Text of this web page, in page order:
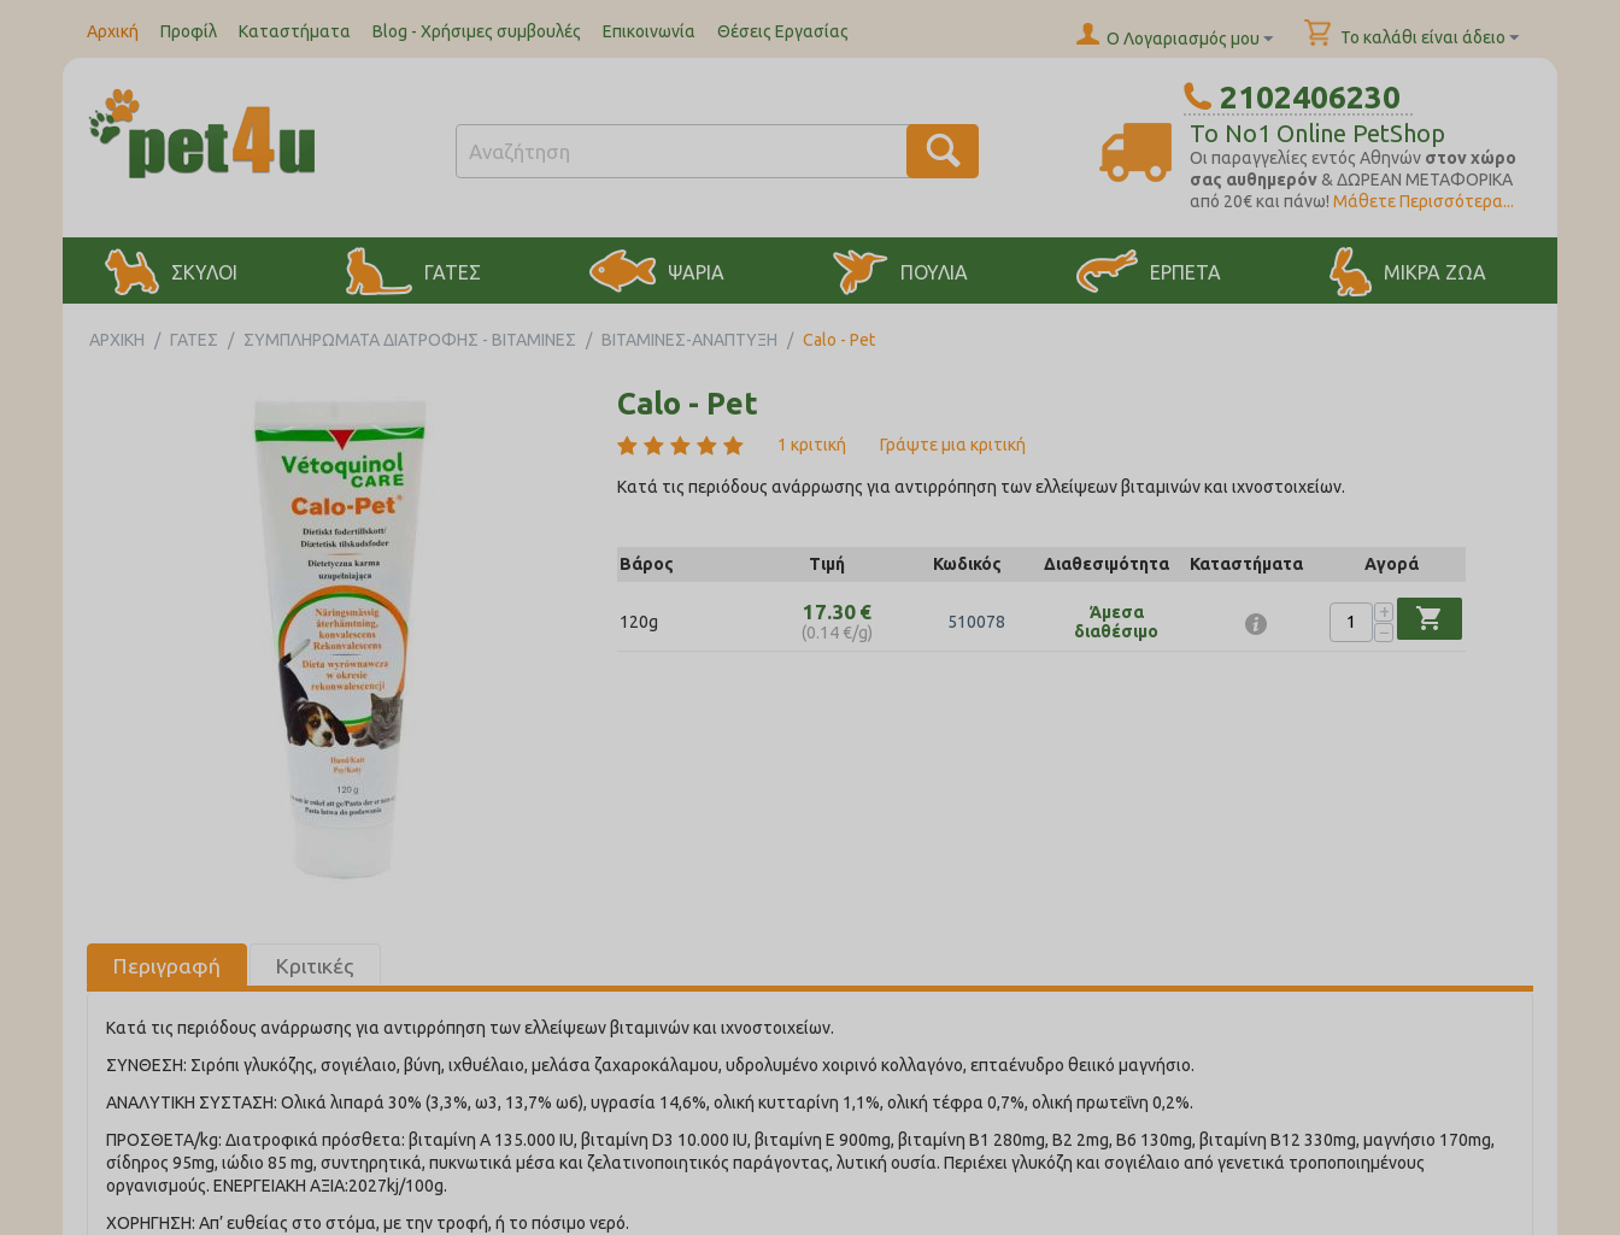
Αρχική Προφίλ Καταστήματα Blog - Χρήσιμες συμβουλές Επικοινωνία Θέσεις Εργασίας Το καλάθι είναι άδειο
Ο Λογαριασμός μου
2102406230
To No1 Online PetShop
Oι παραγγελίες εντός Αθηνών στον χώρο
σας αυθημερόν& ΔΩΡΕΑΝ ΜΕΤΑΦΟΡΙΚΑ
από 20€ και πάνω! Μάθετε Περισσότερα...
ΣΚΥΛΟΙ ΓΑΤΕΣ ΨΑΡΙΑ ΠΟΥΛΙΑ ΕΡΠΕΤΑ ΜΙΚΡΑ ΖΩΑ
ΑΡΧΙΚΉ / ΓΑΤΕΣ / ΣΥΜΠΛΗΡΩΜΑΤΑ ΔΙΑΤΡΟΦΗΣ - ΒΙΤΑΜΙΝΕΣ / ΒΙΤΑΜΙΝΕΣ-ΑΝΑΠΤΥΞΗ / Calo - Pet
Calo - Pet
1 κριτική Γράψτε μια κριτική
Κατά τις περιόδους ανάρρωσης για αντιρρόπηση των ελλείψεων βιταμινών και ιχνοστοιχείων.
Βάρος Τιμή Κωδικός Διαθεσιμότητα Καταστήματα Αγορά
120g 17.30 €
(0.14€/g)
510078
Άμεσα
διαθέσιμο
+
−
shopping_cart
Περιγραφή Κριτικές
Κατά τις περιόδους ανάρρωσης για αντιρρόπηση των ελλείψεων βιταμινών και ιχνοστοιχείων.
ΣΥΝΘΕΣΗ: Σιρόπι γλυκόζης, σογιέλαιο, βύνη, ιχθυέλαιο, μελάσα ζαχαροκάλαμου, υδρολυμένο χοιρινό κολλαγόνο, επταένυδρο θειικό μαγνήσιο.
ΑΝΑΛΥΤΙΚΗ ΣΥΣΤΑΣΗ: Ολικά λιπαρά 30% (3,3%, ω3, 13,7% ω6), υγρασία 14,6%, ολική κυτταρίνη 1,1%, ολική τέφρα 0,7%, ολική πρωτεΐνη 0,2%.
ΠΡΟΣΘΕΤΑ/kg: Διατροφικά πρόσθετα: βιταμίνη Α 135.000 IU, βιταμίνη D3 10.000 IU, βιταμίνη Ε 900mg, βιταμίνη Β1 280mg, B2 2mg, B6 130mg, βιταμίνη B12 330mg, μαγνήσιο 170mg,
σίδηρος 95mg, ιώδιο 85 mg, συντηρητικά, πυκνωτικά μέσα και ζελατινοποιητικός παράγοντας, λυτική ουσία. Περιέχει γλυκόζη και σογιέλαιο από γενετικά τροποποιημένους
οργανισμούς. ΕΝΕΡΓΕΙΑΚΗ ΑΞΙΑ:2027kj/100g.
ΧΟΡΗΓΗΣΗ: Απ’ ευθείας στο στόμα, με την τροφή, ή το πόσιμο νερό.